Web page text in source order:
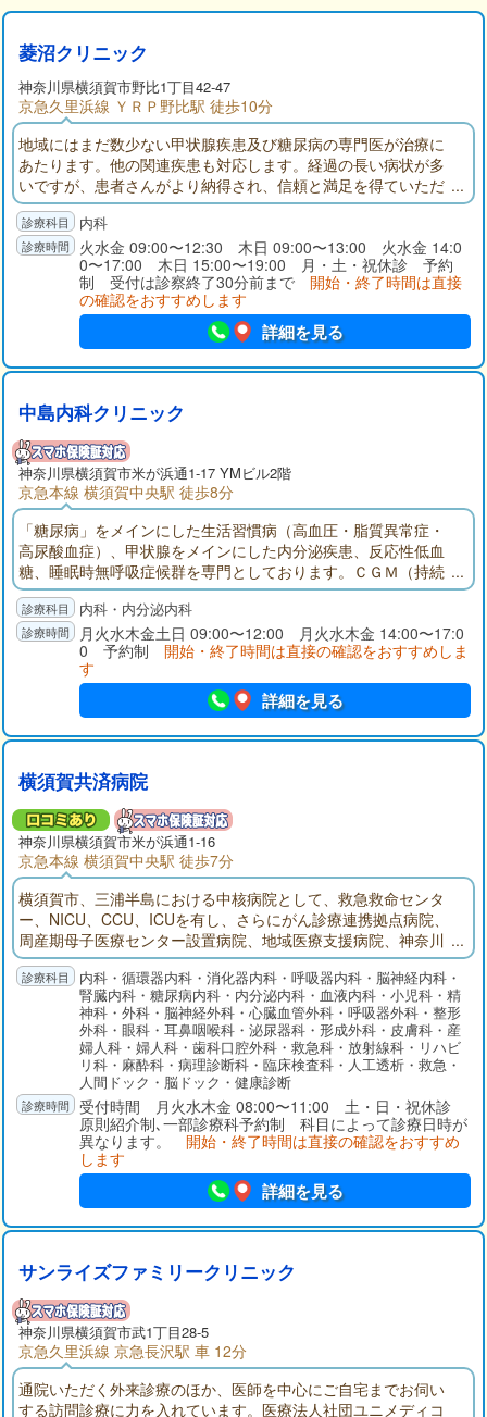
菱沼クリニック
神奈川県横須賀市野比1丁目42-47
京急久里浜線 ＹＲＰ野比駅 徒歩10分
地域にはまだ数少ない甲状腺疾患及び糖尿病の専門医が治療に
あたります。他の関連疾患も対応します。経過の長い病状が多
いですが、患者さんがより納得され、信頼と満足を得ていただ
けるような診療を目指し精一杯の努力をしております。
内科
火水金 09:00〜12:30 木日 09:00〜13:00 火水金 14:0
0〜17:00 木日 15:00〜19:00 月・土・祝休診 予約
制 受付は診察終了30分前まで 開始・終了時間は直接
の確認をおすすめします
詳細を見る
中島内科クリニック
神奈川県横須賀市米が浜通1-17 YMビル2階
京急本線 横須賀中央駅 徒歩8分
「糖尿病」をメインにした生活習慣病（高血圧・脂質異常症・
高尿酸血症）、甲状腺をメインにした内分泌疾患、反応性低血
糖、睡眠時無呼吸症候群を専門としております。ＣＧＭ（持続
血糖測定）やＣＳＩＩ（持続インスリン注入ポンプ）などの最
先端医療を導入しつつ、患者さんの心のケアも考えながら、患
者さん全体を診る医療を目指しております。
内科・内分泌内科
月火水木金土日 09:00〜12:00 月火水木金 14:00〜17:0
0 予約制 開始・終了時間は直接の確認をおすすめしま
す
詳細を見る
横須賀共済病院
神奈川県横須賀市米が浜通1-16
京急本線 横須賀中央駅 徒歩7分
横須賀市、三浦半島における中核病院として、救急救命センタ
ー、NICU、CCU、ICUを有し、さらにがん診療連携拠点病院、
周産期母子医療センター設置病院、地域医療支援病院、神奈川
県災害医療拠点病院、神奈川DMAT指定病院、医師の卒後臨床研
修指定病院として認可されています。
内科・循環器内科・消化器内科・呼吸器内科・脳神経内科・
腎臓内科・糖尿病内科・内分泌内科・血液内科・小児科・精
神科・外科・脳神経外科・心臓血管外科・呼吸器外科・整形
外科・眼科・耳鼻咽喉科・泌尿器科・形成外科・皮膚科・産
婦人科・婦人科・歯科口腔外科・救急科・放射線科・リハビ
リ科・麻酔科・病理診断科・臨床検査科・人工透析・救急・
人間ドック・脳ドック・健康診断
受付時間 月火水木金 08:00〜11:00 土・日・祝休診
原則紹介制､一部診療科予約制 科目によって診療日時が
異なります。 開始・終了時間は直接の確認をおすすめ
します
詳細を見る
サンライズファミリークリニック
神奈川県横須賀市武1丁目28-5
京急久里浜線 京急長沢駅 車 12分
通院いただく外来診療のほか、医師を中心にご自宅までお伺い
する訪問診療に力を入れています。医療法人社団ユニメディコ